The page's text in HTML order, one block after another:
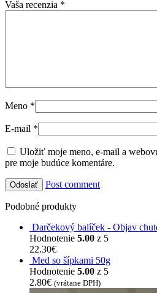
Vaša recenzia *
Meno *
E-mail *
Uložiť moje meno, e-mail a
pre moje budúce komentáre.
Post comment
Podobné produkty
Darčekový balíček - Objav
Hodnotenie 5.00 z 5
22.30€
Med so šípkami 50g
Hodnotenie 5.00 z 5
2.80€ (vrátane DPH)